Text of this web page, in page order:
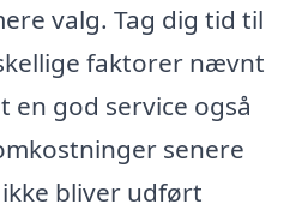
valg. Tag dig tid til
faktorer nævnt
en god service også
senere
bliver udført